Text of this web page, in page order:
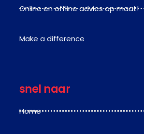
Online en offline advies op maat!
Make a difference
snel naar
Home